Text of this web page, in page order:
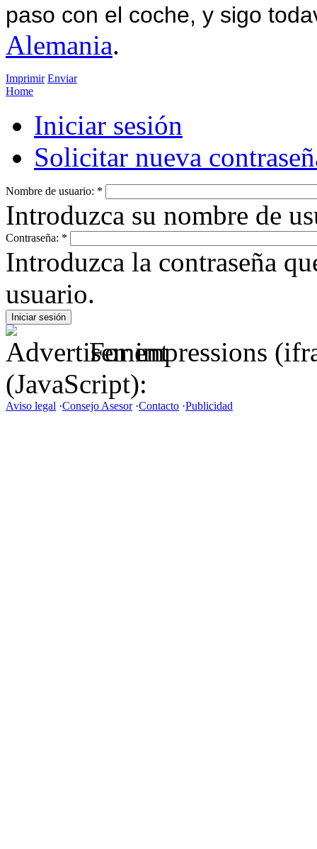
paso con el coche, y sigo
Alemania.
Imprimir Enviar
Home
Iniciar sesión
Solicitar nueva
Nombre de usuario: *
Introduzca su nombre de
Contraseña: *
Introduzca la contraseña
usuario.
For impressions
(JavaScript):
Aviso legal ·Consejo Asesor·Contacto ·Publicidad